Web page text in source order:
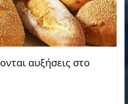
αυξήσεις στο